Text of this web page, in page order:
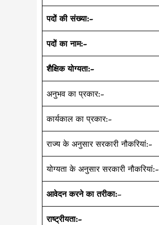
पदों की संख्या:-
पदों का नाम:-
शैक्षिक योग्यता:-
अनुभव का प्रकार:-
कार्यकाल का प्रकार:-
राज्य के अनुसार सरकारी नौकरियां:-
योग्यता के अनुसार सरकारी नौकरियां:-
आवेदन करने का तरीका:–
राष्ट्रीयता:-